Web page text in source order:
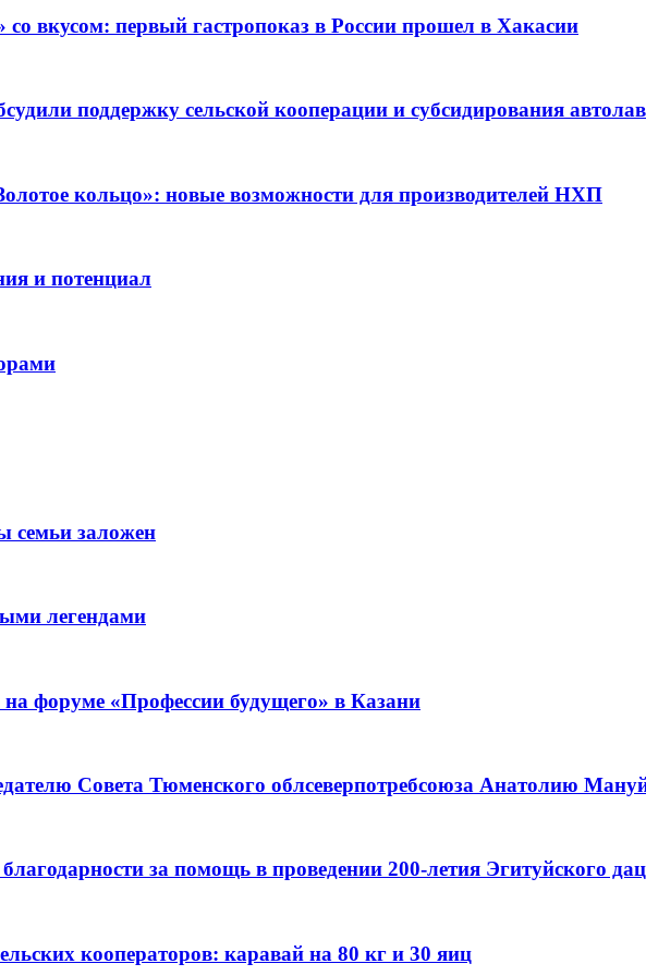
вкусом: первый гастропоказ в России прошел в Хакасии
поддержку сельской кооперации и субсидирования
кольцо»: новые возможности для производителей НХП
и потенциал
семьи заложен
легендами
форуме «Профессии будущего» в Казани
Совета Тюменского облсеверпотребсоюза Анатолию
за помощь в проведении 200-летия Эгитуйского
кооператоров: каравай на 80 кг и 30 яиц